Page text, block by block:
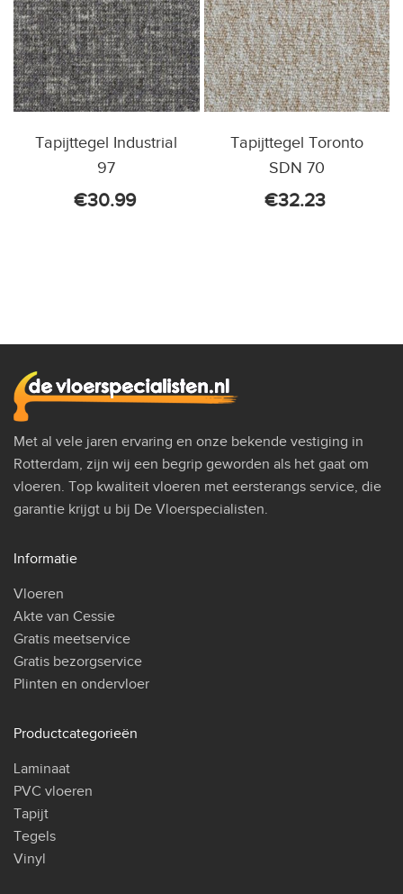
Tapijttegel Industrial
97
€30.99
Tapijttegel Toronto
SDN 70
€32.23
Met al vele jaren ervaring en onze bekende vestiging in
Rotterdam, zijn wij een begrip geworden als het gaat om
vloeren. Top kwaliteit vloeren met eersterangs service, die
garantie krijgt u bij De Vloerspecialisten.
Informatie
Vloeren
Akte van Cessie
Gratis meetservice
Gratis bezorgservice
Plinten en ondervloer
Productcategorieën
Laminaat
PVC vloeren
Tapijt
Tegels
Vinyl